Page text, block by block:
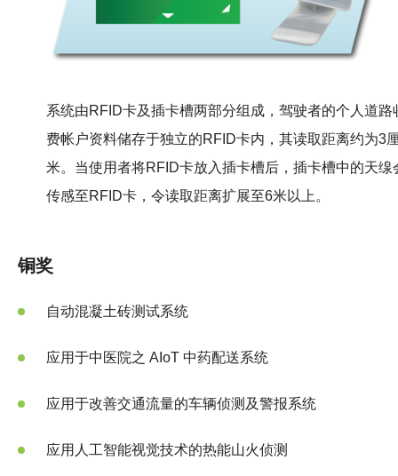
系统由RFID卡及插卡槽两部分组成，驾驶者的个人道路
费帐户资料储存于独立的RFID卡内，其读取距离约为3
米。当使用者将RFID卡放入插卡槽后，插卡槽中的天缐
传感至RFID卡，令读取距离扩展至6米以上。
铜奖
自动混凝土砖测试系统
应用于中医院之 AIoT 中药配送系统
应用于改善交通流量的车辆侦测及警报系统
应用人工智能视觉技术的热能山火侦测